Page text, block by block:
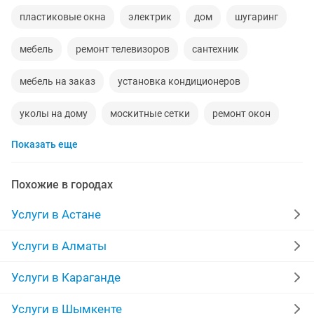
пластиковые окна электрик дом шугаринг
мебель ремонт телевизоров сантехник
мебель на заказ установка кондиционеров
уколы на дому москитные сетки ремонт окон
ремонт стиральных машин
заправка картриджей
квартира дизайн
уборка квартир долг
эвакуатор установка замков
Показать еще
Похожие в городах
Услуги в Астане
Услуги в Алматы
Услуги в Караганде
Услуги в Шымкенте